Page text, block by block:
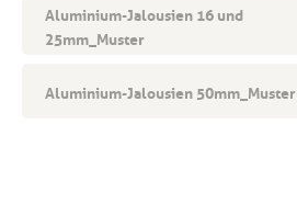
Aluminium-Jalousien 16 und
25mm_Muster
Aluminium-Jalousien 50mm_Muster